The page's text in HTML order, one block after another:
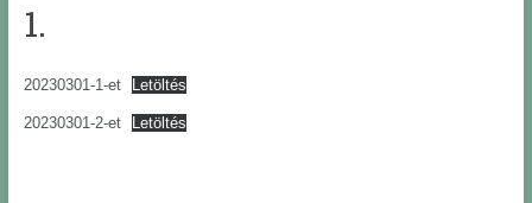
1.
20230301-1-et Letöltés
20230301-2-et Letöltés